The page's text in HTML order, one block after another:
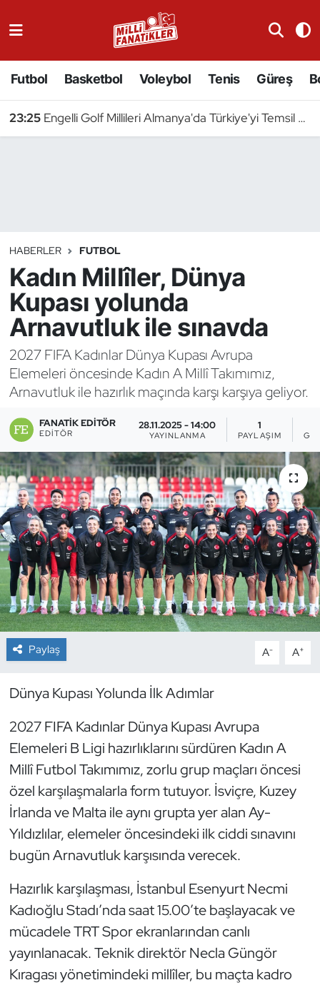
Futbol Basketbol Voleybol Tenis Güreş
23:25 Engelli Golf Millileri Almanya'da Türkiye'yi Temsil Edecek
HABERLER FUTBOL
Kadın Millîler, Dünya
Kupası yolunda
Arnavutluk ile sınavda
2027 FIFA Kadınlar Dünya Kupası Avrupa
Elemeleri öncesinde Kadın A Millî Takımımız,
Arnavutluk ile hazırlık maçında karşı karşıya geliyor.
FANATIK EDITÖR
EDITÖR
28.11.2025 - 14:00
YAYINLANMA
1
PAYLAŞIM
Paylaş A- A+
Dünya Kupası Yolunda İlk Adımlar
2027 FIFA Kadınlar Dünya Kupası Avrupa
Elemeleri B Ligi hazırlıklarını sürdüren Kadın A
Millî Futbol Takımımız, zorlu grup maçları öncesi
özel karşılaşmalarla form tutuyor. İsviçre, Kuzey
İrlanda ve Malta ile aynı grupta yer alan Ay-
Yıldızlılar, elemeler öncesindeki ilk ciddi sınavını
bugün Arnavutluk karşısında verecek.
Hazırlık karşılaşması, İstanbul Esenyurt Necmi
Kadıoğlu Stadı’nda saat 15.00’te başlayacak ve
mücadele TRT Spor ekranlarından canlı
yayınlanacak. Teknik direktör Necla Güngör
Kıragası yönetimindeki millîler, bu maçta kadro
Badminton
Binicilik
Bisiklet
Boks
Briç
Buz Hokeyi
Buz Pateni
Çim Hokeyi
Cimnastik
Curling
Dağcılık
E-Spor
Eskrim
Futbol
Futsal
Genel
Golf